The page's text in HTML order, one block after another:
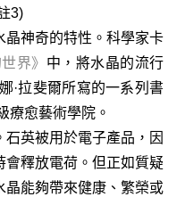
3)
晶神奇的特性。科學家卡
界》 中，將水晶的流行
·拉斐爾所寫的一系列書
療愈藝術學院。
英被用於電子產品，因
釋放電荷。但正如質疑
晶能夠帶來健康、繁榮或